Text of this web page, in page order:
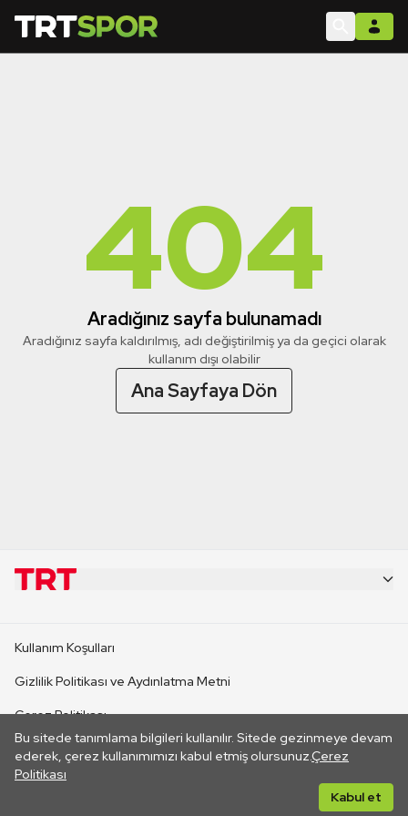
404
Aradığınız sayfa bulunamadı
Aradığınız sayfa kaldırılmış, adı değiştirilmiş ya da geçici olarak
kullanım dışı olabilir
Ana Sayfaya Dön
Bu sitede tanımlama bilgileri kullanılır. Sitede gezinmeye devam
ederek, çerez kullanımımızı kabul etmiş olursunuz.Çerez
Politikası
Kabul et
CANLI YAYINLAR
Kullanım Koşulları
Gizlilik Politikası ve Aydınlatma Metni
Çerez Politikası
İletişim
Her hakkı saklıdır. ©2026 TRT. Bağlantı yoluyla gidilen dış